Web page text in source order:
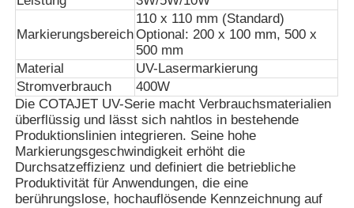
Startseite
Produkte
Über uns
Markierungsbereich
110 x 110 mm (Standard)
Optional: 200 x 100 mm, 500 x
500 mm
Material
UV-Lasermarkierung
Stromverbrauch
400W
Die COTAJET UV-Serie macht Verbrauchsmaterialien
überflüssig und lässt sich nahtlos in bestehende
Produktionslinien integrieren. Seine hohe
Markierungsgeschwindigkeit erhöht die
Durchsatzeffizienz und definiert die betriebliche
Produktivität für Anwendungen, die eine
berührungslose, hochauflösende Kennzeichnung auf